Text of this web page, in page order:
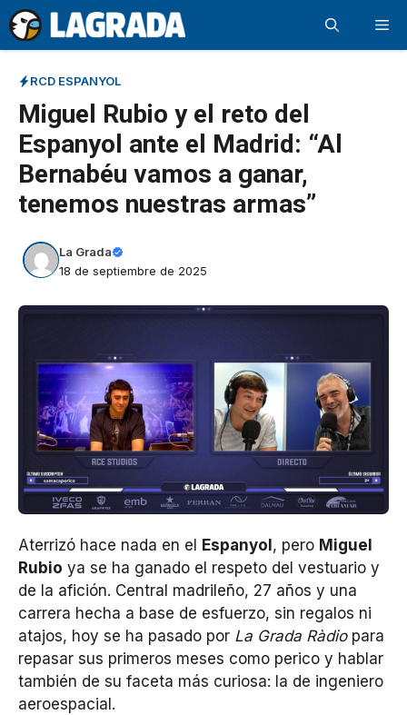
Saltar
al
contenido
RCD ESPANYOL
Miguel Rubio y el reto del
Espanyol ante el Madrid: “Al
Bernabéu vamos a ganar,
tenemos nuestras armas”
La Grada
18 de septiembre de 2025
Aterrizó hace nada en el Espanyol, pero Miguel
Rubio ya se ha ganado el respeto del vestuario y
de la afición. Central madrileño, 27 años y una
carrera hecha a base de esfuerzo, sin regalos ni
atajos, hoy se ha pasado por La Grada Ràdiopara
repasar sus primeros meses como perico y hablar
también de su faceta más curiosa: la de ingeniero
aeroespacial.